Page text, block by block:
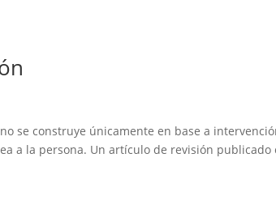
se construye únicamente en base a
a la persona. Un artículo de revisión publicado